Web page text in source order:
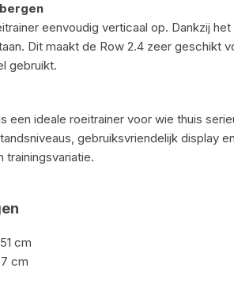
eenvoudig verticaal op. Dankzij
Dit maakt de Row 2.4 zeer geschikt
gebruikt.
een ideale roeitrainer voor wie thuis
gebruiksvriendelijk display
51 cm
cm